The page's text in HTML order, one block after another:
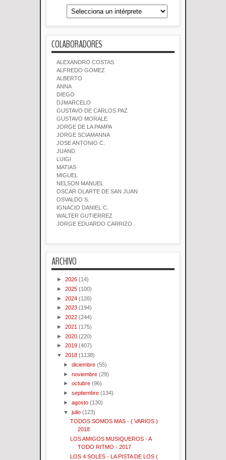
COLABORADORES
ALEXANDRO COSTAS
ALFREDO GOMEZ
ALBERTO
ANNA
DIEGO
DJMARCELO
GUSTAVO DE CARLOS PAZ
GUSTAVO MORALE
JORGE DE LA PAMPA
JORGE SCIAMANNA
JOSE ANTONIO C.
JUAND
LUIGI
MATIAS
MIGUEL
NELSON MANUEL
OSCAR OLARTE DE SAN JUAN
OSVALDO S.
IGNACIO DANIEL C.
WALTER GUTIERREZ
JORGE EDUARDO CARRIZO
ARCHIVO
► 2026 (14)
► 2025 (100)
► 2024 (126)
► 2023 (194)
► 2022 (244)
► 2021 (175)
► 2020 (220)
► 2019 (407)
▼ 2018 (1138)
►diciembre (55)
►noviembre (29)
►octubre (96)
►septiembre (134)
►agosto (130)
▼julio (123)
TODOS SOMOS MAS - ( VARIOS )
2018
LOS AMIGOS MUSIQUEROS - A
TODO RITMO - 2017
LOS 4 SOLES - LA PISTA DE LOS (